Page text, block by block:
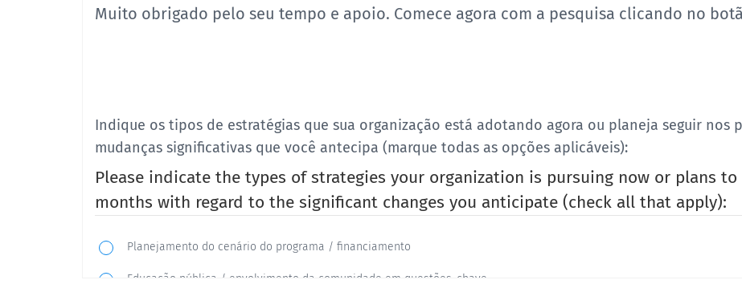
Muito obrigado pelo seu tempo e apoio. Comece agora com a pesquisa clicando no
Indique os tipos de estratégias que sua organização está adotando agora ou planeja seguir nos
mudanças significativas que você antecipa (marque todas as opções aplicáveis):
Please indicate the types of strategies your organization is pursuing now or plans
months with regard to the significant changes you anticipate (check all that apply):
Planejamento do cenário do programa / financiamento
Educação pública / envolvimento da comunidade em questões-chave